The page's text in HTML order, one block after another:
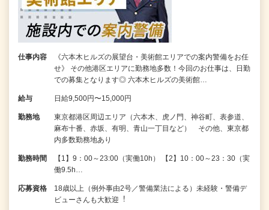
仕事内容
《六本木ヒルズの展望台・美術館エリアでの案内警備をお任
せ》 その他港区エリアに勤務地多数！今回のお仕事は、日勤
での募集となります◎ 六本木ヒルズの美術館…
給与 日給9,500円〜15,000円
勤務地
東京都港区周辺エリア（六本木、虎ノ門、神谷町、表参道、
麻布十番、赤坂、有明、青山一丁目など） その他、東京都
内多数勤務地あり
勤務時間
【1】9：00～23:00（実働10h） 【2】10：00～23：30（実
働9.5h…
応募資格
18歳以上（例外事由2号／警備業法による）未経験・警備デ
ビューさんも⼤歓迎︕